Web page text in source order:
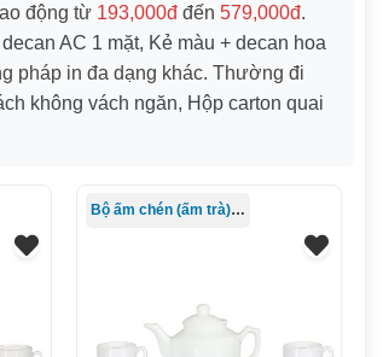
động từ 193,000đ đến 579,000đ.
AC 1 mặt, Kẻ màu + decan hoa
pháp in đa dạng khác. Thường đi
không vách ngăn, Hộp carton quai
Bộ ấm chén (ấm trà) in logo